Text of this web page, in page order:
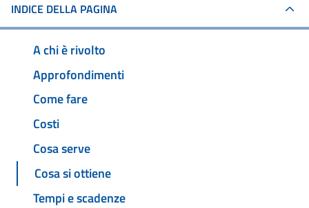
INDICE DELLA PAGINA
A chi è rivolto
Approfondimenti
Come fare
Costi
Cosa serve
Cosa si ottiene
Tempi e scadenze